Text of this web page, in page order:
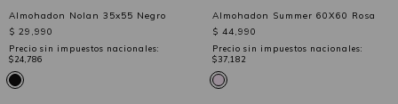
Almohadon Nolan 35x55 Negro
$ 29,990
Precio sin impuestos nacionales:
$24,786
Almohadon Summer 60X60 Rosa
$ 44,990
Precio sin impuestos nacionales:
$37,182